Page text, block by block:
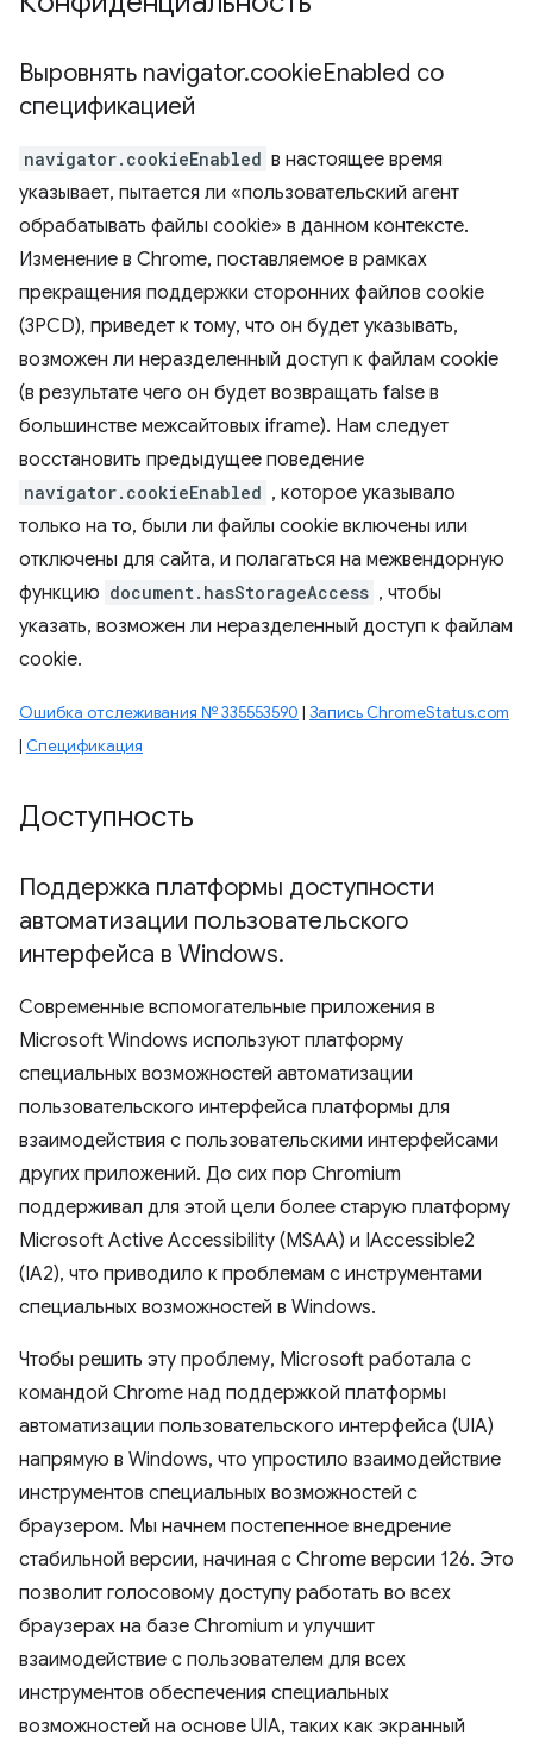
Выровнять navigator.cookieEnabled со
спецификацией
navigator.cookieEnabled в настоящее время
указывает, пытается ли «пользовательский агент
обрабатывать файлы cookie» в данном контексте.
Изменение в Chrome, поставляемое в рамках
прекращения поддержки сторонних файлов cookie
(3PCD), приведет к тому, что он будет указывать,
возможен ли неразделенный доступ к файлам cookie
(в результате чего он будет возвращать false в
большинстве межсайтовых iframe). Нам следует
восстановить предыдущее поведение
navigator.cookieEnabled , которое указывало
только на то, были ли файлы cookie включены или
отключены для сайта, и полагаться на межвендорную
функцию document.hasStorageAccess , чтобы
указать, возможен ли неразделенный доступ к файлам
cookie.
Ошибка отслеживания № 335553590 | Запись ChromeStatus.com
| Спецификация
Доступность
Поддержка платформы доступности
автоматизации пользовательского
интерфейса в Windows.
Современные вспомогательные приложения в
Microsoft Windows используют платформу
специальных возможностей автоматизации
пользовательского интерфейса платформы для
взаимодействия с пользовательскими интерфейсами
других приложений. До сих пор Chromium
поддерживал для этой цели более старую платформу
Microsoft Active Accessibility (MSAA) и IAccessible2
(IA2), что приводило к проблемам с инструментами
специальных возможностей в Windows.
Чтобы решить эту проблему, Microsoft работала с
командой Chrome над поддержкой платформы
автоматизации пользовательского интерфейса (UIA)
напрямую в Windows, что упростило взаимодействие
инструментов специальных возможностей с
браузером. Мы начнем постепенное внедрение
стабильной версии, начиная с Chrome версии 126. Это
позволит голосовому доступу работать во всех
браузерах на базе Chromium и улучшит
взаимодействие с пользователем для всех
инструментов обеспечения специальных
возможностей на основе UIA, таких как экранный